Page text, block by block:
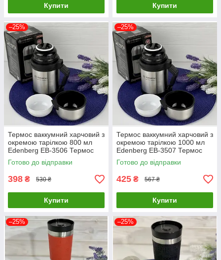
Купити Купити
–25%
Термос ваккумний харчовий з
окремою тарілкою 800 мл
Edenberg EB-3506 Термос
для їжі з неіржавкої сталі
Готово до відправки
398 ₴ 530 ₴
Купити
–25%
Термос ваккумний харчовий з
окремою тарілкою 1000 мл
Edenberg EB-3507 Термос
для їжі з неіржавкої сталі
Готово до відправки
425 ₴ 567 ₴
Купити
–25% –25%